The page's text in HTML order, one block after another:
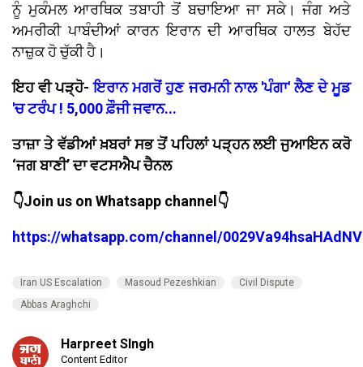
ਨੂੰ ਮੁਕੰਮਲ ਆਰਥਿਕ ਤਬਾਹੀ ਤੋਂ ਬਚਾਇਆ ਜਾ ਸਕੇ। ਜੰਗ ਅਤੇ
ਅਮਰੀਕੀ ਪਾਬੰਦੀਆਂ ਕਾਰਨ ਇਰਾਨ ਦੀ ਆਰਥਿਕ ਹਾਲਤ ਬੇਹੱਦ
ਨਾਜ਼ੁਕ ਹੋ ਚੁੱਕੀ ਹੈ।
ਇਹ ਵੀ ਪੜ੍ਹੋ-ਇਰਾਨ ਮਗਰੋਂ ਹੁਣ ਜਰਮਨੀ ਨਾਲ 'ਪੰਗਾ' ਲੈਣ ਦੇ ਮੂਡ
'ਚ ਟਰੰਪ ! 5,000 ਫ਼ੌਜੀ ਜਵਾਨ...
ਤਾਜ਼ਾ ਤੇ ਵੱਡੀਆਂ ਖ਼ਬਰਾਂ ਸਭ ਤੋਂ ਪਹਿਲਾਂ ਪੜ੍ਹਨ ਲਈ ਜੁਆਇਨ ਕਰੋ
‘ਜਗ ਬਾਣੀ’ ਦਾ ਵਟਸਐਪ ਚੈਨਲ
👇Join us on Whatsapp channel👇
https://whatsapp.com/channel/
Iran US Escalation Masoud Pezeshkian
Civil Dispute
Abbas Araghchi
Harpreet SIngh
Content Editor